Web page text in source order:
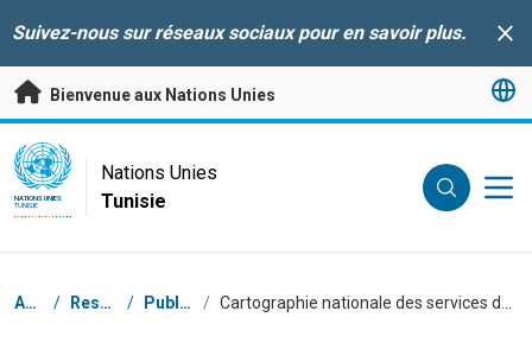
Suivez-nous sur réseaux sociaux pour en savoir plus.
Bienvenue aux Nations Unies
UN Logo
NATIONS UNIES
TUNISIE
Nations Unies
Tunisie
Fil d'Ariane
Accueil / Ressources / Publications /